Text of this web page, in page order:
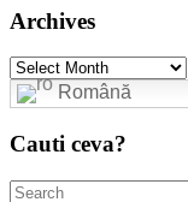
Archives
Archives
Română
Cauti ceva?